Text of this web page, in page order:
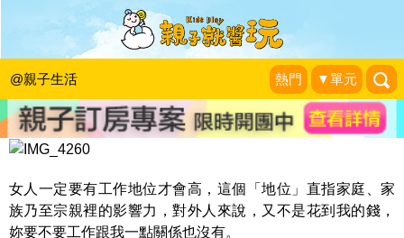
@親子生活 熱門 ▼單元
全職媽媽也能活出自己的人生！
脫韁野馬天使
女人一定要有工作地位才會高，這個「地位」直指家庭、家
族乃至宗親裡的影響力，對外人來說，又不是花到我的錢，
妳要不要工作跟我一點關係也沒有。